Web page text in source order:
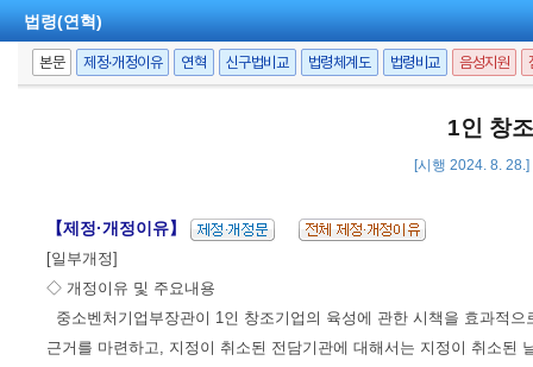
법령(연혁)
본문 제정·개정이유 연혁 신구법비교 법령체계도 법령비교 음성지원
1인 창
[시행 2024. 8.
【제정·개정이유】
[일부개정]
◇ 개정이유 및 주요내용
중소벤처기업부장관이 1인 창조기업의 육성에 관한 시책을 효과적
근거를 마련하고, 지정이 취소된 전담기관에 대해서는 지정이 취소